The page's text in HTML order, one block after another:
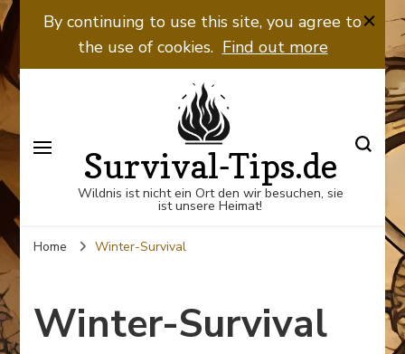
By continuing to use this site, you agree to
the use of cookies. Find out more
Survival-Tips.de
Wildnis ist nicht ein Ort den wir besuchen, sie
ist unsere Heimat!
Home Winter-Survival
Winter-Survival